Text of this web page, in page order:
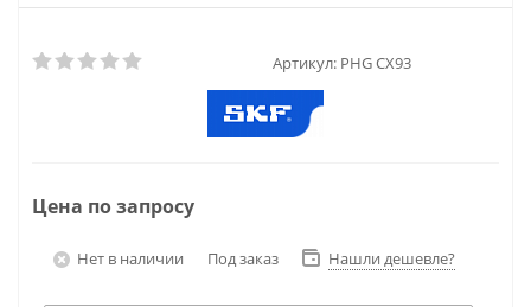
Артикул: PHG CX93
Цена по запросу
Нет в наличии Под заказ Нашли дешевле?